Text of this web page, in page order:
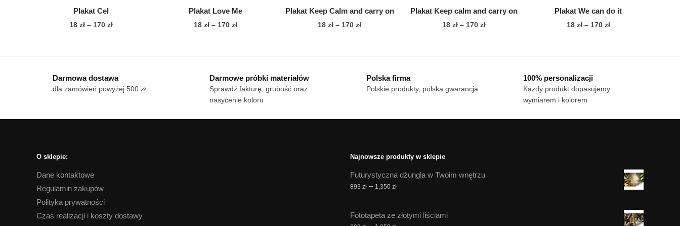
Plakat Cel
18 zł – 170 złZakres
170 zł
wiele
wariantów.
można
Plakat Love Me
18 zł – 170 złZakres
170 zł
wiele
wariantów.
Opcje
można
Plakat Keep Calm and carry on
18zł – 170złZakres
170 zł
wariantów.
można
stronie
Plakat Keep calm and carry on
18zł – 170złZakres
wariantów.
można
Plakat We can do it
18 zł – 170 złZakres
wiele
wariantów.
można
Darmowa dostawa
dla zamówień powyżej 500 zł
Darmowe próbki materiałów
Sprawdź fakturę, grubość oraz
nasycenie koloru
Polska firma
Polskie produkty, polska gwarancja
100% personalizacji
Kazdy produkt dopasujemy
wymiarem i kolorem
O sklepie:
Dane kontaktowe
Regulamin zakupów
Polityka prywatności
Czas realizacji i koszty dostawy
Najnowsze produkty w sklepie
Futurystyczna dżungla w Twoim wnętrzu
893 zł – 1,350 złZakres
893 zł
Fototapeta ze złotymi liściami